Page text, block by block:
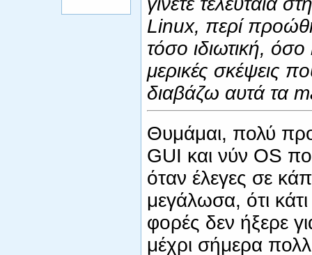
Linux, περί
τόσο ιδιωτική,
μερικές σκέψεις
διαβάζω αυτά τα
Θυμάμαι, πολύ
GUI και νύν OS
όταν έλεγες σε
μεγάλωσα, ότι
φορές δεν ήξερε
μέχρι σήμερα